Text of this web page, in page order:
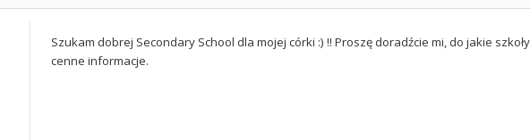
Szukam dobrej Secondary School dla mojej córki :) !! Proszę doradźcie mi, do jakie
cenne informacje.